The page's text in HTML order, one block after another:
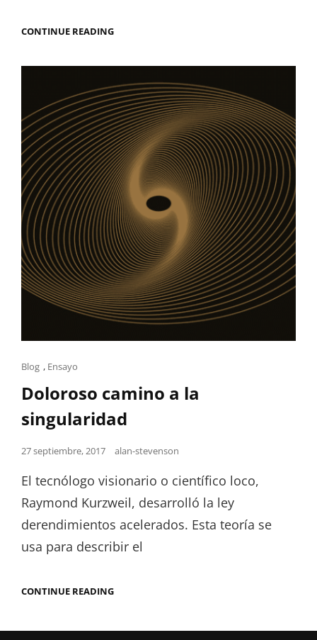
CONTINUE READINGVENTAJAS
DE
PRODUCCIÓN
DE
REALIDADES
Cat
Blog , Ensayo
Doloroso camino a la
singularidad
Posted
27 septiembre, 2017 alan-stevenson
El tecnólogo visionario o científico loco,
Raymond Kurzweil, desarrolló la ley
derendimientos acelerados. Esta teoría se
usa para describir el
CONTINUE READINGDOLOROSO